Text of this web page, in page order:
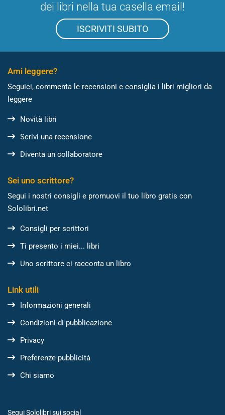
dei libri nella tua casella email!
ISCRIVITI SUBITO
Ami leggere?
Seguici, commenta le recensioni e consiglia i libri migliori da
leggere
Novità libri
Scrivi una recensione
Diventa un collaboratore
Sei uno scrittore?
Segui i nostri consigli e promuovi il tuo libro gratis con
Sololibri.net
Consigli per scrittori
Ti presento i miei... libri
Uno scrittore ci racconta un libro
Link utili
Informazioni generali
Condizioni di pubblicazione
Privacy
Preferenze pubblicità
Chi siamo
Segui Sololibri sui social